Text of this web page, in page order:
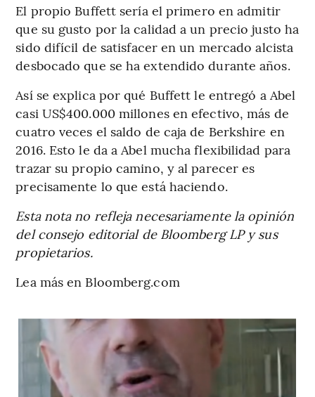
El propio Buffett sería el primero en admitir
que su gusto por la calidad a un precio justo ha
sido difícil de satisfacer en un mercado alcista
desbocado que se ha extendido durante años.
Así se explica por qué Buffett le entregó a Abel
casi US$400.000 millones en efectivo, más de
cuatro veces el saldo de caja de Berkshire en
2016. Esto le da a Abel mucha flexibilidad para
trazar su propio camino, y al parecer es
precisamente lo que está haciendo.
Esta nota no refleja necesariamente la opinión
del consejo editorial de Bloomberg LP y sus
propietarios.
Lea más en Bloomberg.com